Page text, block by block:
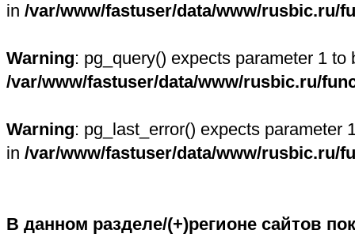
in /var/www/fastuser/data/www/rusbic.ru/
Warning: pg_query() expects parameter 1
/var/www/fastuser/data/www/rusbic.ru/
Warning: pg_last_error() expects parameter
in /var/www/fastuser/data/www/rusbic.ru/
В данном разделе/(+)регионе сайтов